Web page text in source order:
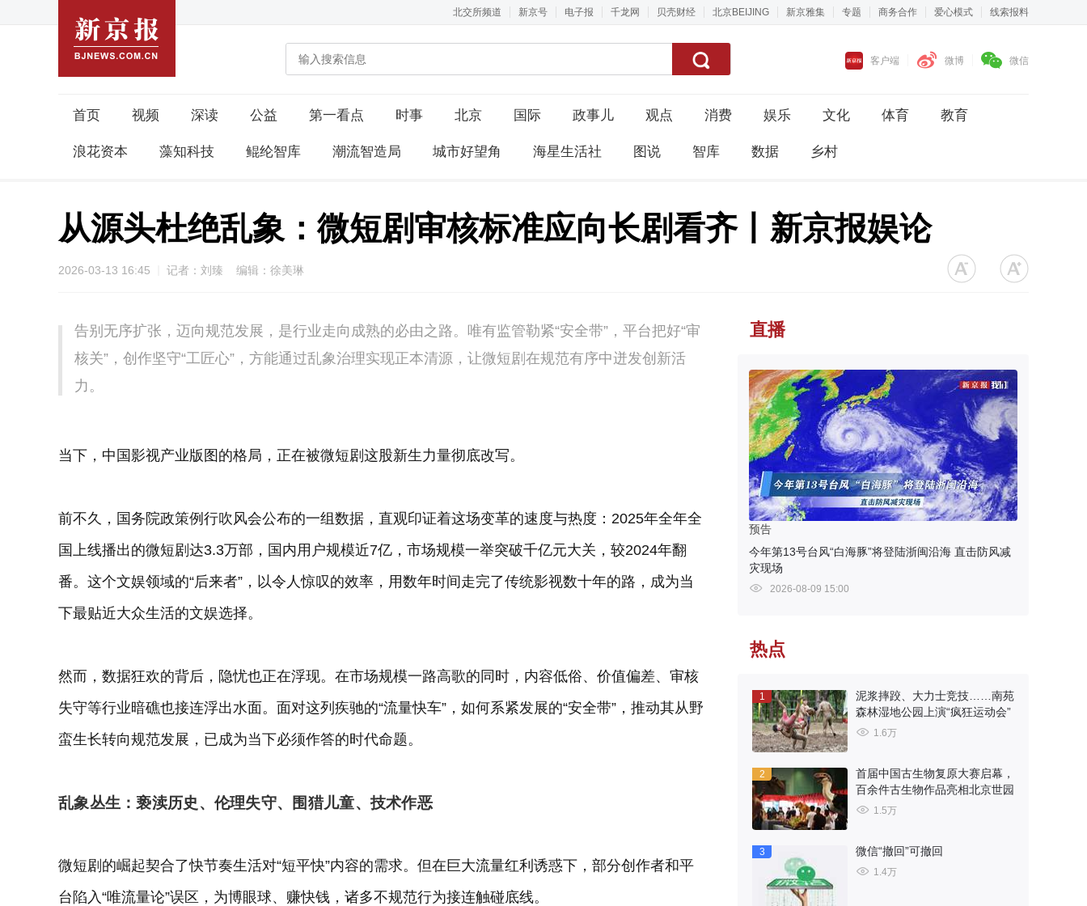
北交所频道 新京号 电子报 千龙网 贝壳财经 北京BEIJING 新京雅集 专题 商务合作 爱心模式 线索报料
客户端 微博 微信
首页 视频 深读 公益 第一看点 时事 北京 国际 政事儿 观点 消费 娱乐 文化 体育 教育
浪花资本 藻知科技 鲲纶智库 潮流智造局 城市好望角 海星生活社 图说 智库 数据 乡村
从源头杜绝乱象：微短剧审核标准应向长剧看齐丨新京报娱论
2026-03-13 16:45 记者：刘臻 编辑：徐美琳
告别无序扩张，迈向规范发展，是行业走向成熟的必由之路。唯有监管勒紧“安全带”，平台把好“审
核关”，创作坚守“工匠心”，方能通过乱象治理实现正本清源，让微短剧在规范有序中迸发创新活
力。
当下，中国影视产业版图的格局，正在被微短剧这股新生力量彻底改写。
前不久，国务院政策例行吹风会公布的一组数据，直观印证着这场变革的速度与热度：2025年全年全
国上线播出的微短剧达3.3万部，国内用户规模近7亿，市场规模一举突破千亿元大关，较2024年翻
番。这个文娱领域的“后来者”，以令人惊叹的效率，用数年时间走完了传统影视数十年的路，成为当
下最贴近大众生活的文娱选择。
然而，数据狂欢的背后，隐忧也正在浮现。在市场规模一路高歌的同时，内容低俗、价值偏差、审核
失守等行业暗礁也接连浮出水面。面对这列疾驰的“流量快车”，如何系紧发展的“安全带”，推动其从野
蛮生长转向规范发展，已成为当下必须作答的时代命题。
乱象丛生：亵渎历史、伦理失守、围猎儿童、技术作恶
微短剧的崛起契合了快节奏生活对“短平快”内容的需求。但在巨大流量红利诱惑下，部分创作者和平
台陷入“唯流量论”误区，为博眼球、赚快钱，诸多不规范行为接连触碰底线。
直播
预告
今年第13号台风“白海豚”将登陆浙闽沿海 直击防风减
灾现场
2026-08-09 15:00
热点
1
泥浆摔跤、大力士竞技……南苑
森林湿地公园上演“疯狂运动会”
1.6万
2
首届中国古生物复原大赛启幕，
百余件古生物作品亮相北京世园
1.5万
3 微信“撤回”可撤回
1.4万